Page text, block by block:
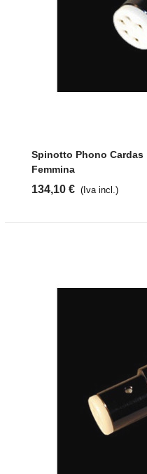
Spinotto Phono Cardas
Femmina
134,10 € (Iva incl.)